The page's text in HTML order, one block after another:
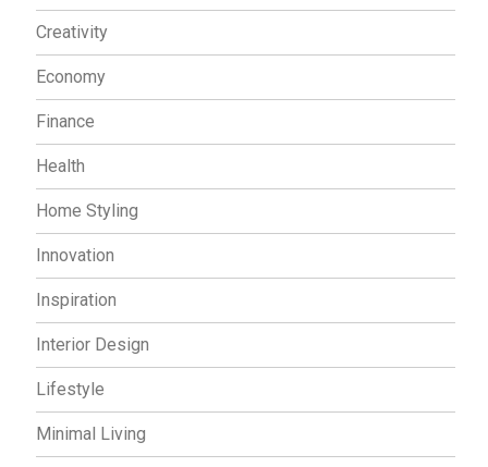
Creativity
Economy
Finance
Health
Home Styling
Innovation
Inspiration
Interior Design
Lifestyle
Minimal Living